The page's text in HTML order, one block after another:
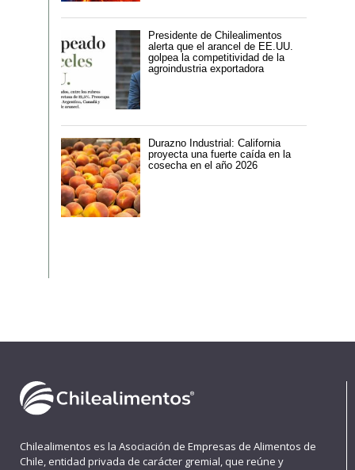
Presidente de Chilealimentos
alerta que el arancel de EE.UU.
golpea la competitividad de la
agroindustria exportadora
Durazno Industrial: California
proyecta una fuerte caída en la
cosecha en el año 2026
Chilealimentos es la Asociación de Empresas de Alimentos de
Chile, entidad privada de carácter gremial, que reúne y